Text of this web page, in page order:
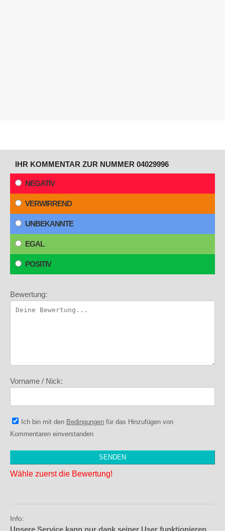
IHR KOMMENTAR ZUR NUMMER 04029996
NEGATIV
VERWIRREND
UNBEKANNTE
EGAL
POSITIV
Bewertung:
Vorname / Nick:
Ich bin mit den Bedingungen für das Hinzufügen von
Kommentaren einverstanden
Wähle zuerst die Bewertung!
Info:
Unsere Service kann nur dank seiner User funktionieren,